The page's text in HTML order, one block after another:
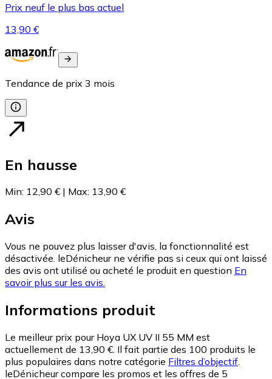
Prix neuf le plus bas actuel
13,90 €
Tendance de prix 3 mois
En hausse
Min: 12,90 € | Max: 13,90 €
Avis
Vous ne pouvez plus laisser d'avis, la fonctionnalité est
désactivée. leDénicheur ne vérifie pas si ceux qui ont laissé
des avis ont utilisé ou acheté le produit en question En
savoir plus sur les avis.
Informations produit
Le meilleur prix pour Hoya UX UV II 55 MM est
actuellement de 13,90 €. Il fait partie des 100 produits le
plus populaires dans notre catégorie Filtres d’objectif.
leDénicheur compare les promos et les offres de 5